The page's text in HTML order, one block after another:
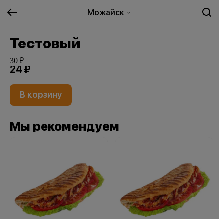
Можайск
Тестовый
30 ₽
24 ₽
В корзину
Мы рекомендуем